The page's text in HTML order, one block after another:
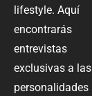
lifestyle. Aquí
encontrarás
entrevistas
exclusivas a las
personalidades